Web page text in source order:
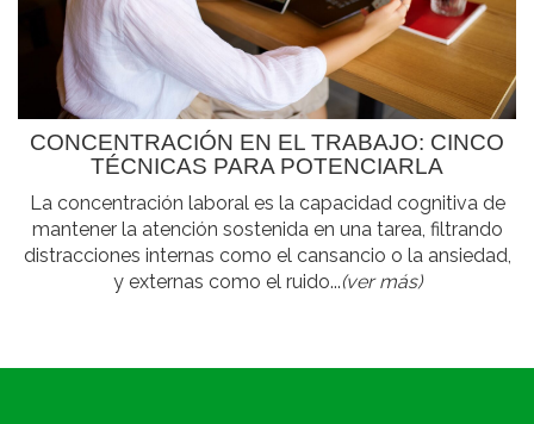
CONCENTRACIÓN EN EL TRABAJO: CINCO
TÉCNICAS PARA POTENCIARLA
La concentración laboral es la capacidad cognitiva de
mantener la atención sostenida en una tarea, filtrando
distracciones internas como el cansancio o la ansiedad,
y externas como el ruido...(ver más)